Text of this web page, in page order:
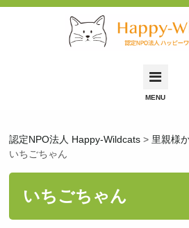
里親募集中の猫
保護依頼について
認定NPO法人 Happy-Wildcats > 里親様
いちごちゃん
いちごちゃん